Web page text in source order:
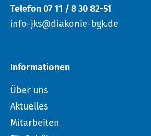
Telefon 07 11 / 8 30 82-51
info-jks@diakonie-bgk.de
Informationen
Über uns
Aktuelles
Mitarbeiten